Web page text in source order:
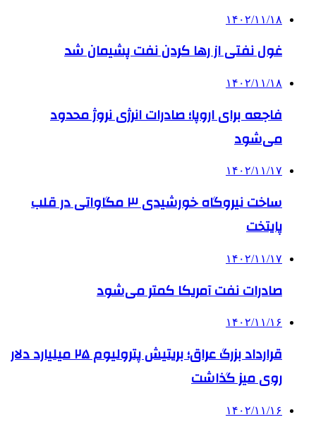
۱۴۰۲/۱۱/۱۸
غول نفتی از رها کردن نفت پشیمان شد
۱۴۰۲/۱۱/۱۸
فاجعه برای اروپا؛ صادرات انرژی نروژ محدود
می‌شود
۱۴۰۲/۱۱/۱۷
ساخت نیروگاه خورشیدی ۳ مگاواتی در قلب
پایتخت
۱۴۰۲/۱۱/۱۷
صادرات نفت آمریکا کمتر می‌شود
۱۴۰۲/۱۱/۱۶
قرارداد بزرگ عراق؛ بریتیش پترولیوم ۲۵ میلیارد دلار
روی میز گذاشت
۱۴۰۲/۱۱/۱۶